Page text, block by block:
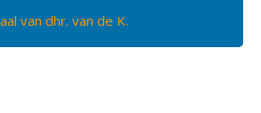
van dhr. van de K.